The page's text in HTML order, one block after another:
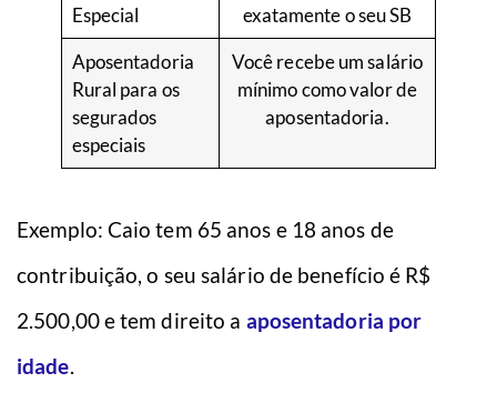
Especial
exatamente o seu SB
Aposentadoria
Rural para os
segurados
especiais
Você recebe um salário
mínimo como valor de
aposentadoria.
Exemplo: Caio tem 65 anos e 18 anos de
contribuição, o seu salário de benefício é R$
2.500,00 e tem direito a aposentadoria por
idade.